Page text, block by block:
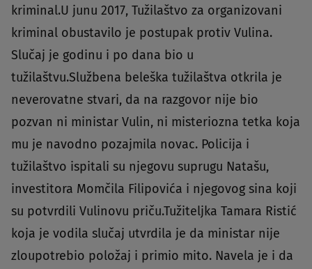
kriminal.U junu 2017, Tužilaštvo za organizovani
kriminal obustavilo je postupak protiv Vulina.
Slučaj je godinu i po dana bio u
tužilaštvu.Službena beleška tužilaštva otkrila je
neverovatne stvari, da na razgovor nije bio
pozvan ni ministar Vulin, ni misteriozna tetka koja
mu je navodno pozajmila novac. Policija i
tužilaštvo ispitali su njegovu suprugu Natašu,
investitora Momčila Filipovića i njegovog sina koji
su potvrdili Vulinovu priču.Tužiteljka Tamara Ristić
koja je vodila slučaj utvrdila je da ministar nije
zloupotrebio položaj i primio mito. Navela je i da